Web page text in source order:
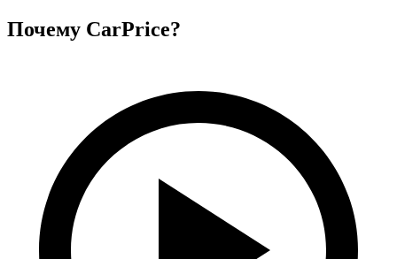
Почему CarPrice?